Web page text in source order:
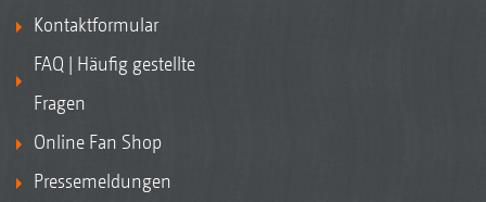
Kontaktformular
FAQ | Häufig gestellte
Fragen
Online Fan Shop
Pressemeldungen